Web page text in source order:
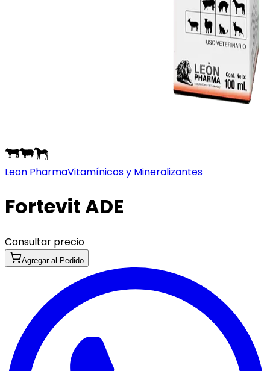
Leon PharmaVitamínicos y Mineralizantes
Fortevit ADE
Consultar precio
Agregar al Pedido